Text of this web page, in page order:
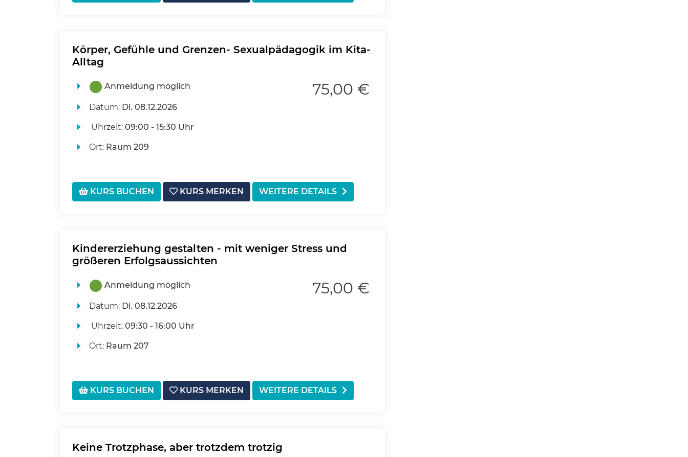
Körper, Gefühle und Grenzen- Sexualpädagogik im Kita-
Alltag
Anmeldung möglich
Datum: Di. 08.12.2026
Uhrzeit: 09:00 - 15:30 Uhr
Ort: Raum 209
75,00 €
KURS BUCHEN KURS MERKEN WEITERE DETAILS
Kindererziehung gestalten - mit weniger Stress und
größeren Erfolgsaussichten
Anmeldung möglich
Datum: Di. 08.12.2026
Uhrzeit: 09:30 - 16:00 Uhr
Ort: Raum 207
75,00 €
KURS BUCHEN KURS MERKEN WEITERE DETAILS
Keine Trotzphase, aber trotzdem trotzig